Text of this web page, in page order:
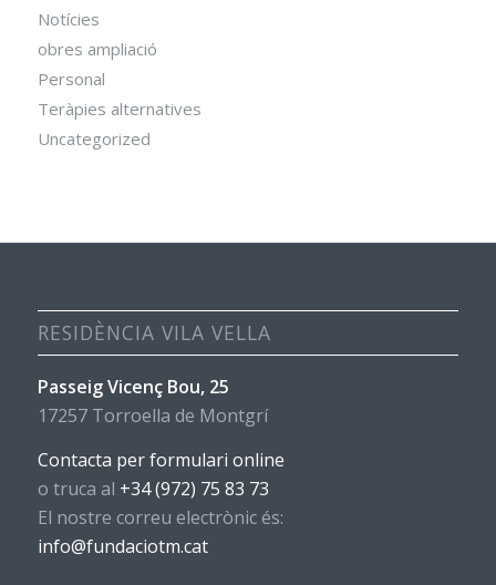
Notícies
obres ampliació
Personal
Teràpies alternatives
Uncategorized
RESIDÈNCIA VILA VELLA
Passeig Vicenç Bou, 25
17257 Torroella de Montgrí
Contacta per formulari online
o truca al +34 (972) 75 83 73
El nostre correu electrònic és:
info@fundaciotm.cat